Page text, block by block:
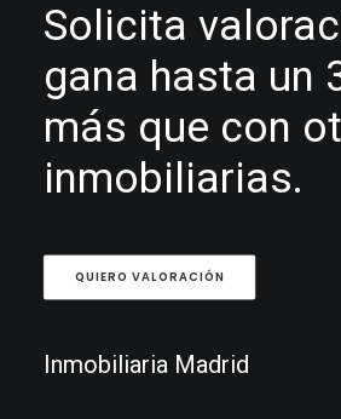
Solicita
gana hasta un
más que con
inmobiliarias.
QUIERO VALORACIÓN
Inmobiliaria Madrid